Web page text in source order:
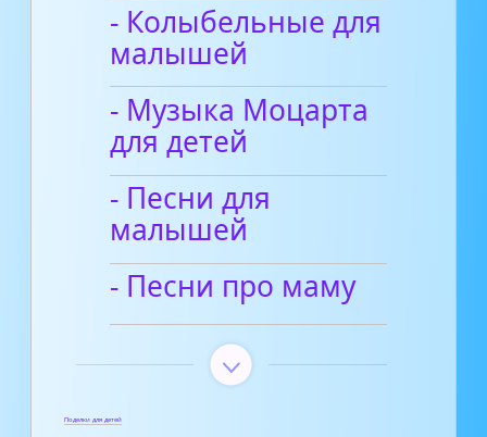
- Колыбельные для
малышей
- Музыка Моцарта
для детей
- Песни для
малышей
- Песни про маму
Поделки для детей